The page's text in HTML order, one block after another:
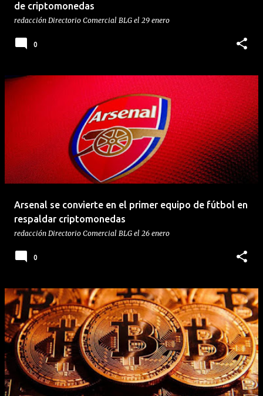
de criptomonedas
redacción Directorio Comercial BLG el 29 enero
0
Arsenal se convierte en el primer equipo de fútbol en
respaldar criptomonedas
redacción Directorio Comercial BLG el 26 enero
0